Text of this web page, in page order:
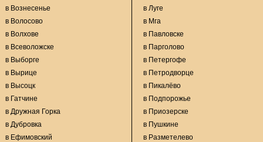
в Вознесенье
в Волосово
в Волхове
в Всеволожске
в Выборге
в Вырице
в Высоцк
в Гатчине
в Дружная Горка
в Дубровка
в Ефимовский
в Луге
в Мга
в Павловске
в Парголово
в Петергофе
в Петродворце
в Пикалёво
в Подпорожье
в Приозерске
в Пушкине
в Разметелево